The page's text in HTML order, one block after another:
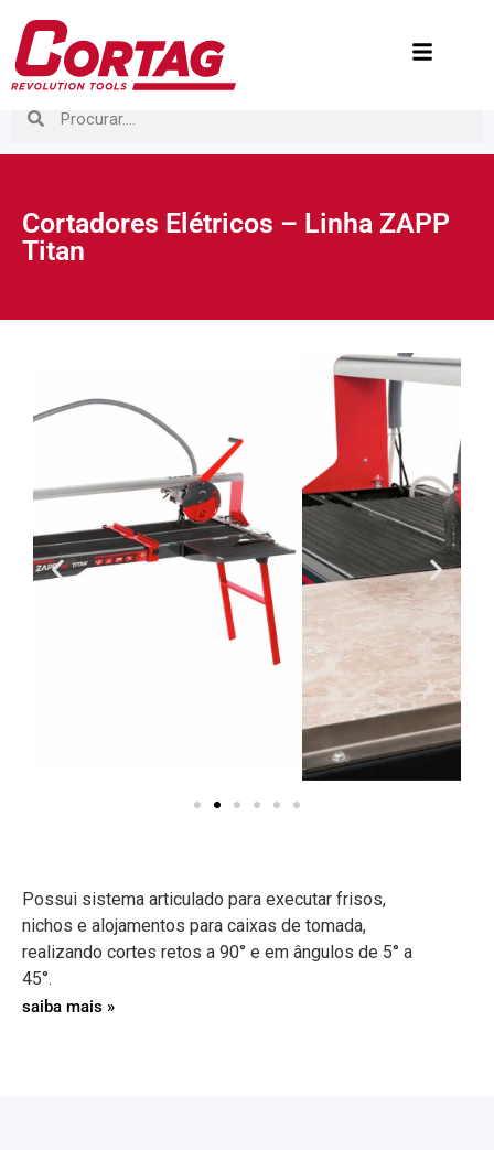
Cortadores Elétricos – Linha ZAPP
Titan
Possui sistema articulado para executar frisos,
nichos e alojamentos para caixas de tomada,
realizando cortes retos a 90° e em ângulos de 5° a
45°.
saiba mais »